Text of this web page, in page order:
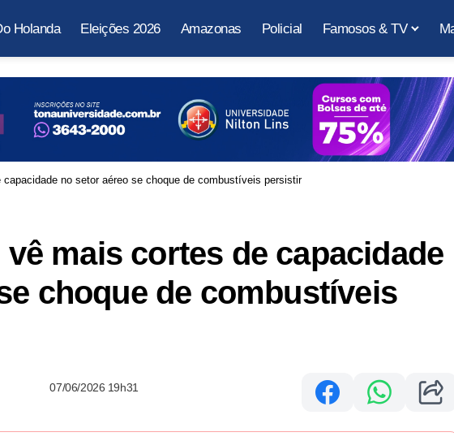
Holanda Eleições 2026 Amazonas Policial Famosos & TV
no setor aéreo se choque de combustíveis persistir
vê mais cortes de capacidade
choque de combustíveis
07/06/2026 19h31